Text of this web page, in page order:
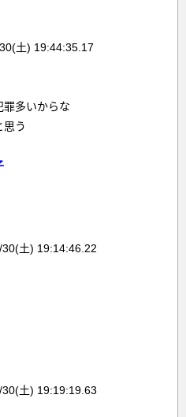
土) 19:44:35.17
罪多いからな
思う
土) 19:14:46.22
土) 19:19:19.63